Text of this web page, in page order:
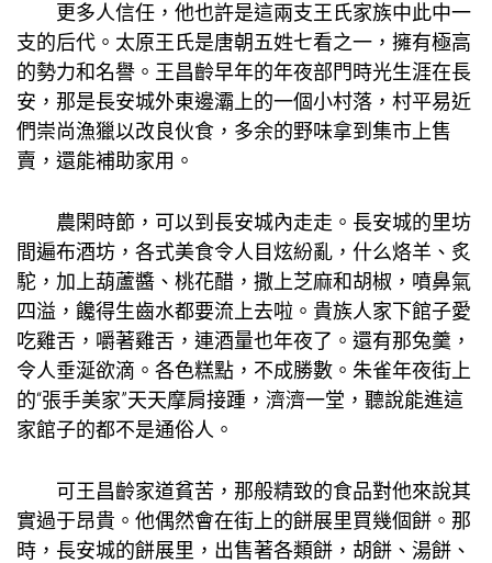
更多人信任，他也許是這兩支王氏家族中此中一
支的后代。太原王氏是唐朝五姓七看之一，擁有極高
的勢力和名譽。王昌齡早年的年夜部門時光生涯在長
安，那是長安城外東邊灞上的一個小村落，村平易近
們崇尚漁獵以改良伙食，多余的野味拿到集市上售
賣，還能補助家用。
農閑時節，可以到長安城內走走。長安城的里坊
間遍布酒坊，各式美食令人目炫紛亂，什么烙羊、炙
駝，加上葫蘆醬、桃花醋，撒上芝麻和胡椒，噴鼻氣
四溢，饞得生齒水都要流上去啦。貴族人家下館子愛
吃雞舌，嚼著雞舌，連酒量也年夜了。還有那兔羹，
令人垂涎欲滴。各色糕點，不成勝數。朱雀年夜街上
的“張手美家”天天摩肩接踵，濟濟一堂，聽說能進這
家館子的都不是通俗人。
可王昌齡家道貧苦，那般精致的食品對他來說其
實過于昂貴。他偶然會在街上的餅展里買幾個餅。那
時，長安城的餅展里，出售著各類餅，胡餅、湯餅、